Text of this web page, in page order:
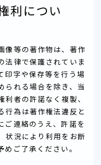
利につい
像等の著作物は、著作
法律で保護されていま
印字や保存等を行う場
られる場合を除き、当
者の許諾なく複製、
行為は著作権法違反と
ご連絡のうえ、許諾を
状況により利用をお断
ご了承ください。